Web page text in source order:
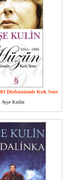
Dürbünümde Kırk Sene
Ayşe Kulin